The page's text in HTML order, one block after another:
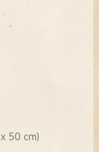
50 cm)